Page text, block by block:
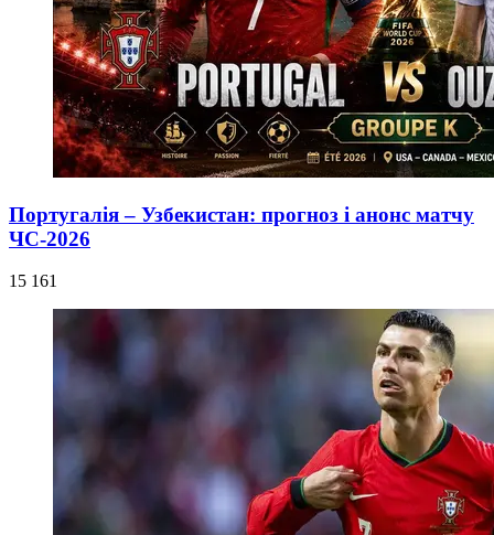
Португалія – Узбекистан: прогноз і анонс матчу
ЧС-2026
15 161